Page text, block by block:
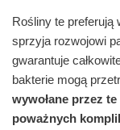
Rośliny te preferują
sprzyja rozwojowi
gwarantuje
bakterie mogą
wywołane przez
poważnych